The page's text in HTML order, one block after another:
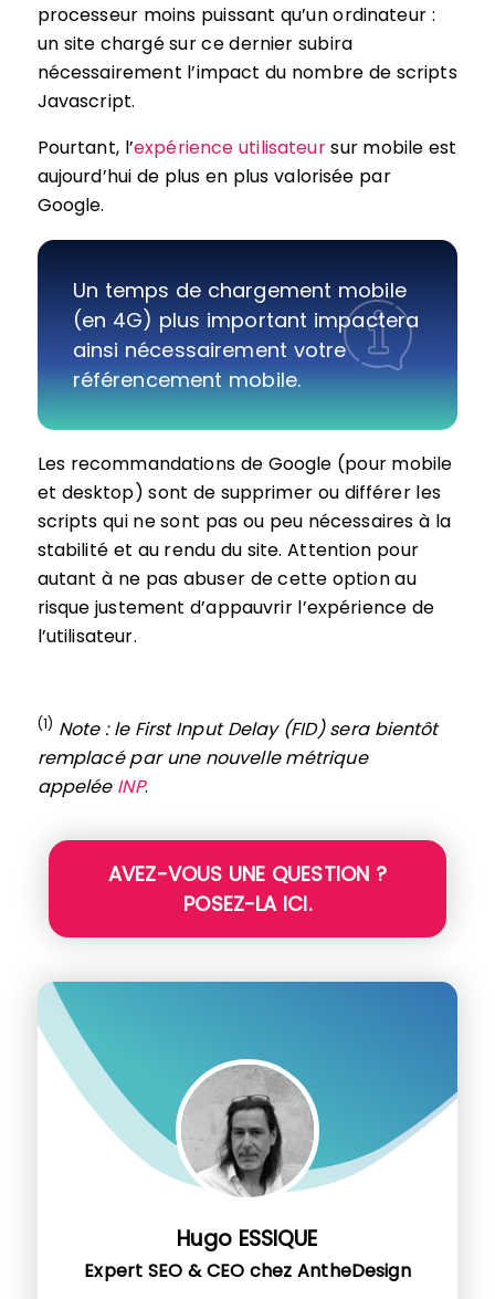
processeur moins puissant qu’un ordinateur :
un site chargé sur ce dernier subira
nécessairement l’impact du nombre de scripts
Javascript.
Pourtant, l’expérience utilisateursur mobile est
aujourd’hui de plus en plus valorisée par
Google.
Un temps de chargement mobile
(en 4G) plus important impactera
ainsi nécessairement votre
référencement mobile.
Les recommandations de Google (pour mobile
et desktop) sont de supprimer ou différer les
scripts qui ne sont pas ou peu nécessaires à la
stabilité et au rendu du site. Attention pour
autant à ne pas abuser de cette option au
risque justement d’appauvrir l’expérience de
l’utilisateur.
(1) Note : le First Input Delay (FID) sera bientôt
remplacé par une nouvelle métrique
appelée INP.
AVEZ-VOUS UNE QUESTION ?
POSEZ-LA ICI.
Hugo ESSIQUE
Expert SEO & CEO chez AntheDesign